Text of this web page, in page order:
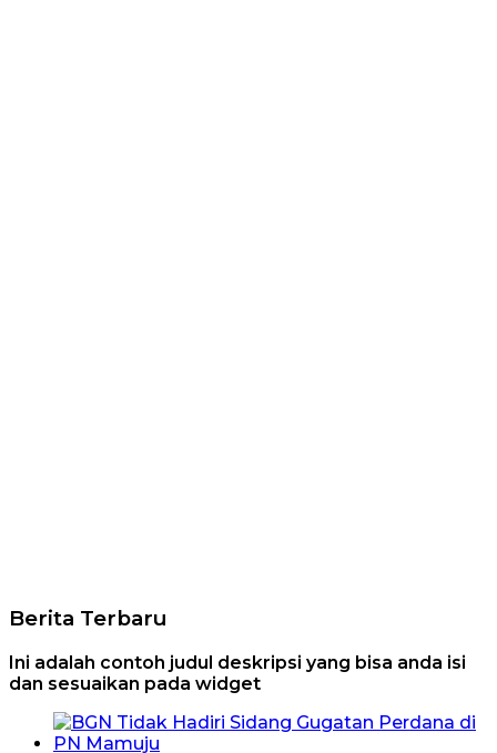
Berita Terbaru
Ini adalah contoh judul deskripsi yang bisa anda isi
dan sesuaikan pada widget